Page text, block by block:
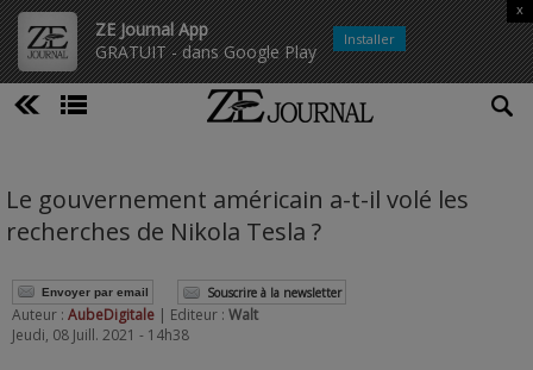
ZE Journal App
GRATUIT - dans Google Play
x
Installer
Le gouvernement américain a-t-il volé les
recherches de Nikola Tesla ?
Envoyer par email Souscrire à la newsletter
Auteur : AubeDigitale | Editeur : Walt
Jeudi, 08 Juill. 2021 - 14h38